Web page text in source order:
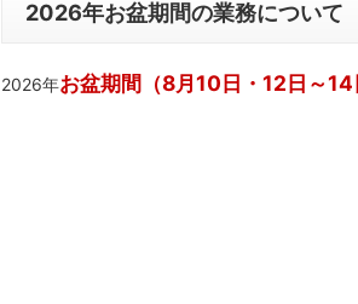
2026年お盆期間の業務について
2026年お盆期間（8月10日・12日～14